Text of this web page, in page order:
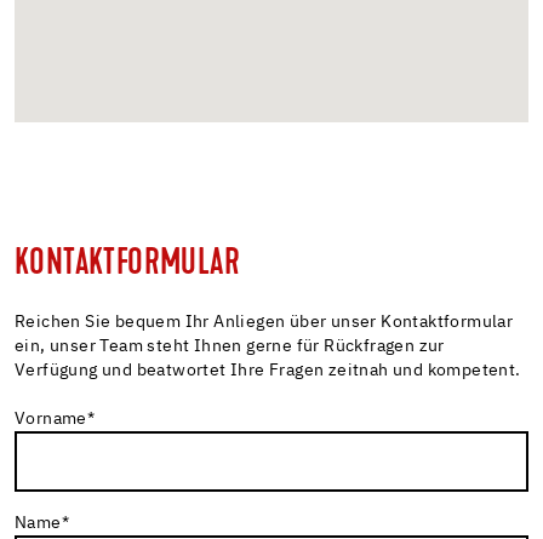
KONTAKTFORMULAR
Reichen Sie bequem Ihr Anliegen über unser Kontaktformular
ein, unser Team steht Ihnen gerne für Rückfragen zur
Verfügung und beatwortet Ihre Fragen zeitnah und kompetent.
Vorname*
Name*